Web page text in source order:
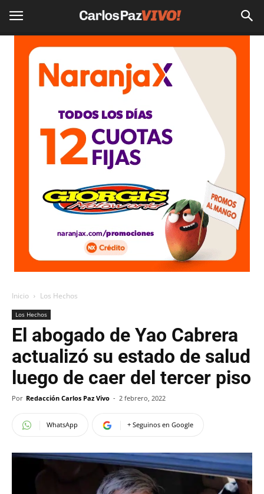
Inicio Los Hechos
Los Hechos
El abogado de Yao Cabrera
actualizó su estado de salud
luego de caer del tercer piso
Por Redacción Carlos Paz Vivo - 2 febrero, 2022
WhatsApp + Seguinos en Google